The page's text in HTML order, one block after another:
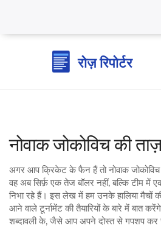
नोवाक जोकोविच की
अगर आप क्रिकेट के फैन हैं तो नोवाक जोकोविच
वह अब सिर्फ़ एक तेज बॉलर नहीं, बल्कि टीम में
निभा रहे हैं। इस लेख में हम उनके हालिया मैचों
आने वाले टूर्नामेंट की तैयारियों के बारे में बात
शब्दावली के, जैसे आप अपने दोस्त से गपशप कर